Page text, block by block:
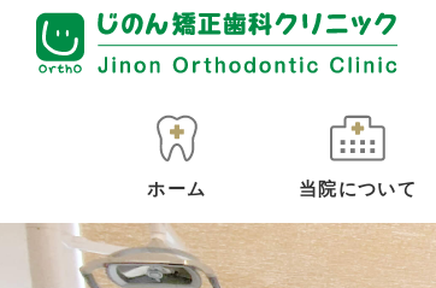
ホーム 当院について